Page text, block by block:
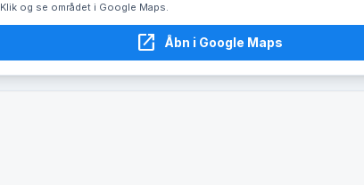
Klik og se området i Google Maps.
open_in_new Åbn i Google Maps